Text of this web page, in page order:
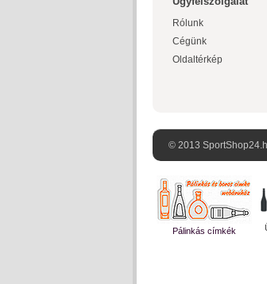
Rólunk
Cégünk
Oldaltérkép
© 2013
Pálinkás címkék